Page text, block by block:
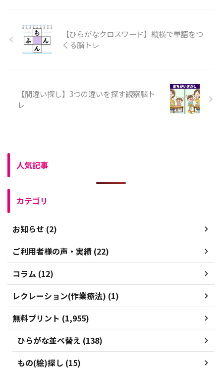
【ひらがなクロスワード】縦横で単語をつ
くる脳トレ
【間違い探し】3つの違いを探す観察脳ト
レ
人気記事
カテゴリ
お知らせ (2)
ご利用者様の声・実績 (22)
コラム (12)
レクレーション(作業療法) (1)
無料プリント (1,955)
ひらがな並べ替え (138)
もの(絵)探し (15)